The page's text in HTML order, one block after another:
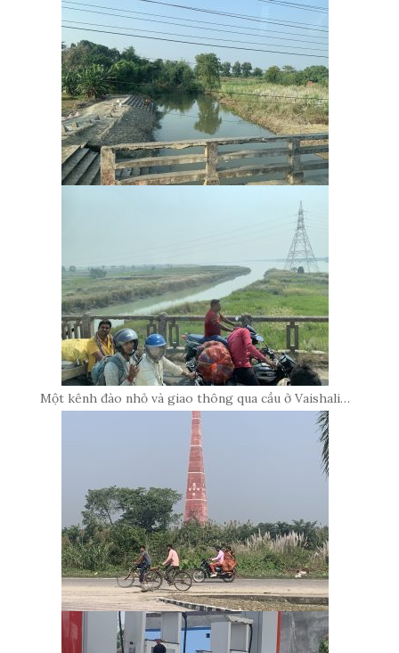
Một kênh đào nhỏ và giao thông qua cầu ở Vaishali…